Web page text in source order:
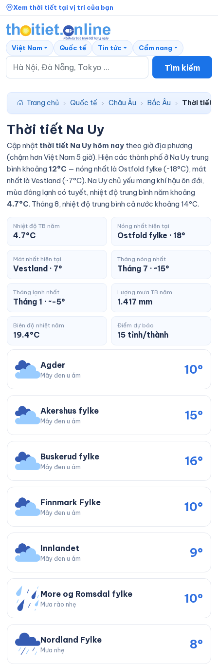
Xem thời tiết tại vị trí của bạn
Tìm kiếm
Việt Nam Quốc tế Tin tức Cẩm nang
Trang chủ › Quốc tế › Châu Âu › Bắc Âu › Thời tiết
Thời tiết Na Uy
Cập nhật thời tiết Na Uy hôm nay theo giờ địa phương
(chậm hơn Việt Nam 5 giờ). Hiện các thành phố ở Na Uy trung
bình khoảng 12°C — nóng nhất là Ostfold fylke (~18°C), mát
nhất là Vestland (~7°C). Na Uy chủ yếu mang khí hậu ôn đới,
mùa đông lạnh có tuyết, nhiệt độ trung bình năm khoảng
4.7°C. Tháng 8, nhiệt độ trung bình cả nước khoảng 14°C.
Nhiệt độ TB năm
4.7°C
Nóng nhất hiện tại
Ostfold fylke · 18°
Mát nhất hiện tại
Vestland · 7°
Tháng nóng nhất
Tháng 7 · ~15°
Tháng lạnh nhất
Tháng 1 · ~-5°
Lượng mưa TB năm
1.417 mm
Biên độ nhiệt năm
19.4°C
Điểm dự báo
15 tỉnh/thành
Agder
Mây đen u ám 10°
Akershus fylke
Mây đen u ám 15°
Buskerud fylke
Mây đen u ám 16°
Finnmark Fylke
Mây đen u ám 10°
Innlandet
Mây đen u ám 9°
More og Romsdal fylke
Mưa rào nhẹ 10°
Nordland Fylke
Mưa nhẹ 8°